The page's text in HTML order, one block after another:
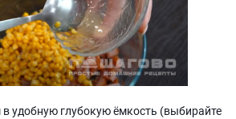
удобную глубокую ёмкость (выбирайте